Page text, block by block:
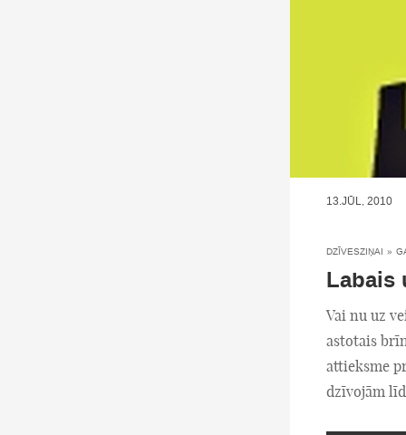
13.JŪL, 2010
DZĪVESZIŅAI »
Labais
Vai nu uz
astotais
attieksme
dzīvojām